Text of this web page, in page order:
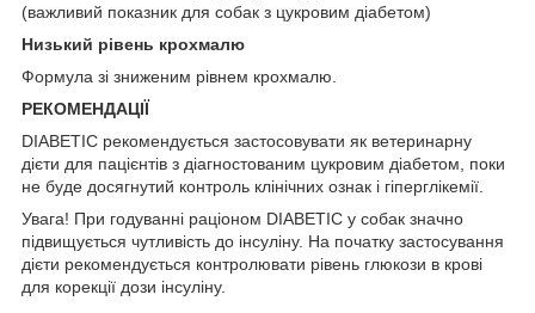
(важливий показник для собак з цукровим діабетом)
Низький рівень крохмалю
Формула зі зниженим рівнем крохмалю.
РЕКОМЕНДАЦІЇ
DIABETIC рекомендується застосовувати як ветеринарну
дієти для пацієнтів з діагностованим цукровим діабетом, поки
не буде досягнутий контроль клінічних ознак і гіперглікемії.
Увага! При годуванні раціоном DIABETIC у собак значно
підвищується чутливість до інсуліну. На початку застосування
дієти рекомендується контролювати рівень глюкози в крові
для корекції дози інсуліну.